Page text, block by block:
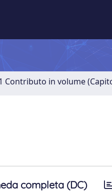
Contributo in volume
completa (DC)